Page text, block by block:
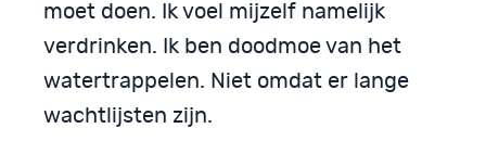
moet doen. Ik voel mijzelf namelijk
verdrinken. Ik ben doodmoe van het
watertrappelen. Niet omdat er lange
wachtlijsten zijn.